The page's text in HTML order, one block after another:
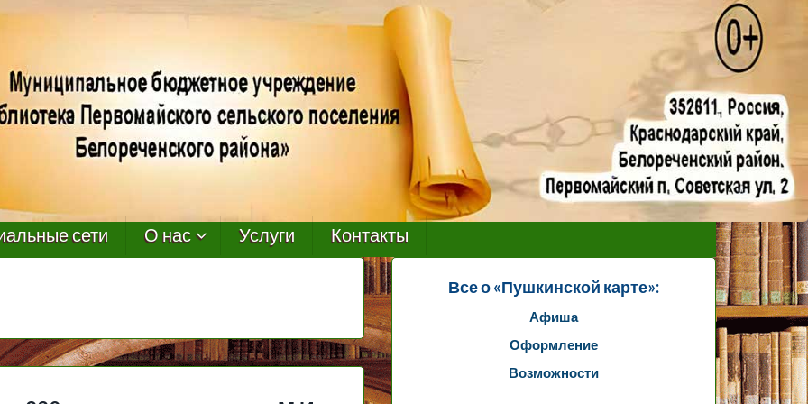
сети О нас Услуги Контакты
Все о «Пушкинской карте»:
Афиша
Оформление
Возможности